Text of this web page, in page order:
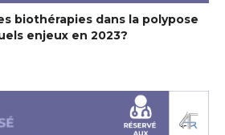
biothérapies dans la polypose
enjeux en 2023?